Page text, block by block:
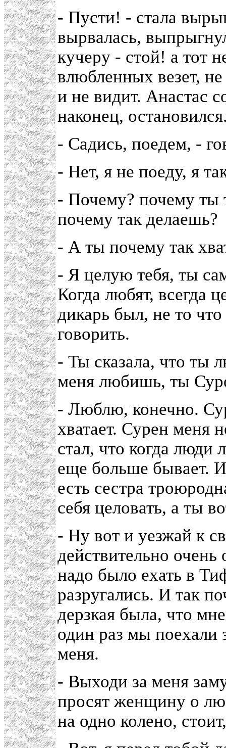
- Пусти! - стала
вырвалась,
кучеру - стой! а тот
влюбленных везет,
и не видит. Анастас
наконец,
- Садись, поедем, -
- Нет, я не поеду, я
- Почему? почему ты
почему так делаешь?
- А ты почему так
- Я целую тебя, ты
Когда любят, всегда
дикарь был, не то
говорить.
- Ты сказала, что ты
меня любишь, ты
- Люблю, конечно.
хватает. Сурен меня
стал, что когда люди
еще больше бывает.
есть сестра
себя целовать, а ты
- Ну вот и уезжай к
действительно
надо было ехать в
разругались. И так
дерзкая была, что
один раз мы поехали
меня.
- Выходи за меня
просят женщину о
на одно колено,